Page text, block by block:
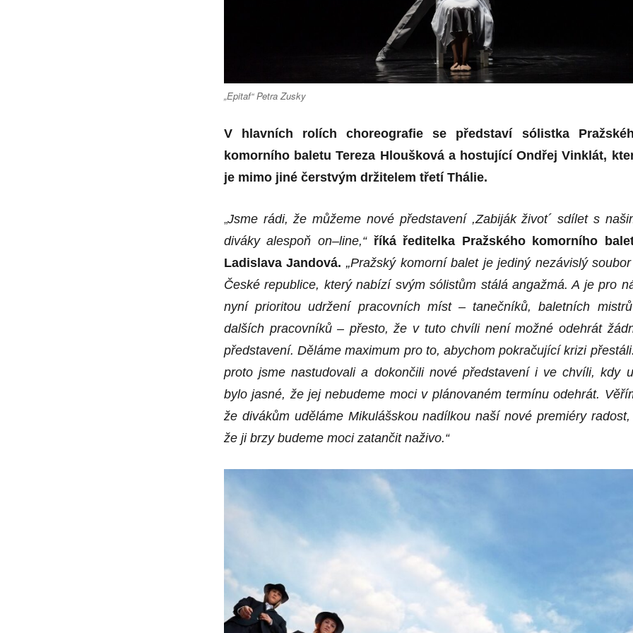
„Epitaf“ Petra Zusky
V hlavních rolích choreografie se představí sólistka
komorního baletu Tereza Hloušková a hostující Ondřej Vinklát,
je mimo jiné čerstvým držitelem třetí Thálie.
„Jsme rádi, že můžeme nové představení ,Zabiják život´ sdílet s
diváky alespoň on–line,“ říká ředitelka Pražského komorního
Ladislava Jandová. „Pražský komorní balet je jediný nezávislý
České republice, který nabízí svým sólistům stálá angažmá.A je pro
nyní prioritou udržení pracovních míst – tanečníků, baletních
dalších pracovníků – přesto, že v tuto chvíli není možné odehrát
představení. Děláme maximum pro to, abychom pokračující krizi přestáli.
proto jsme nastudovali a dokončili nové představení i ve chvíli, kdy
bylo jasné, že jejnebudeme moci v plánovaném termínu odehrát.
že divákům uděláme Mikulášskou nadílkou naší nové premiéry radost,
že ji brzy budeme moci zatančit naživo.“